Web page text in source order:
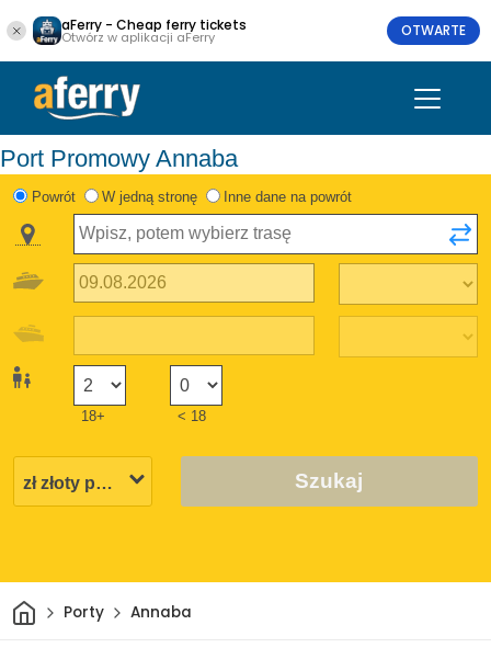
aFerry - Cheap ferry tickets
Otwórz w aplikacji aFerry OTWARTE
Port Promowy Annaba
Powrót W jedną stronę Inne dane na powrót
18+ < 18
Szukaj
DomPorty Annaba